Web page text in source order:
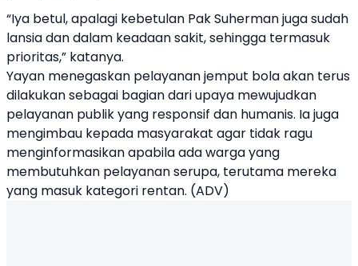
“Iya betul, apalagi kebetulan Pak Suherman juga sudah
lansia dan dalam keadaan sakit, sehingga termasuk
prioritas,” katanya.
Yayan menegaskan pelayanan jemput bola akan terus
dilakukan sebagai bagian dari upaya mewujudkan
pelayanan publik yang responsif dan humanis. Ia juga
mengimbau kepada masyarakat agar tidak ragu
menginformasikan apabila ada warga yang
membutuhkan pelayanan serupa, terutama mereka
yang masuk kategori rentan. (ADV)